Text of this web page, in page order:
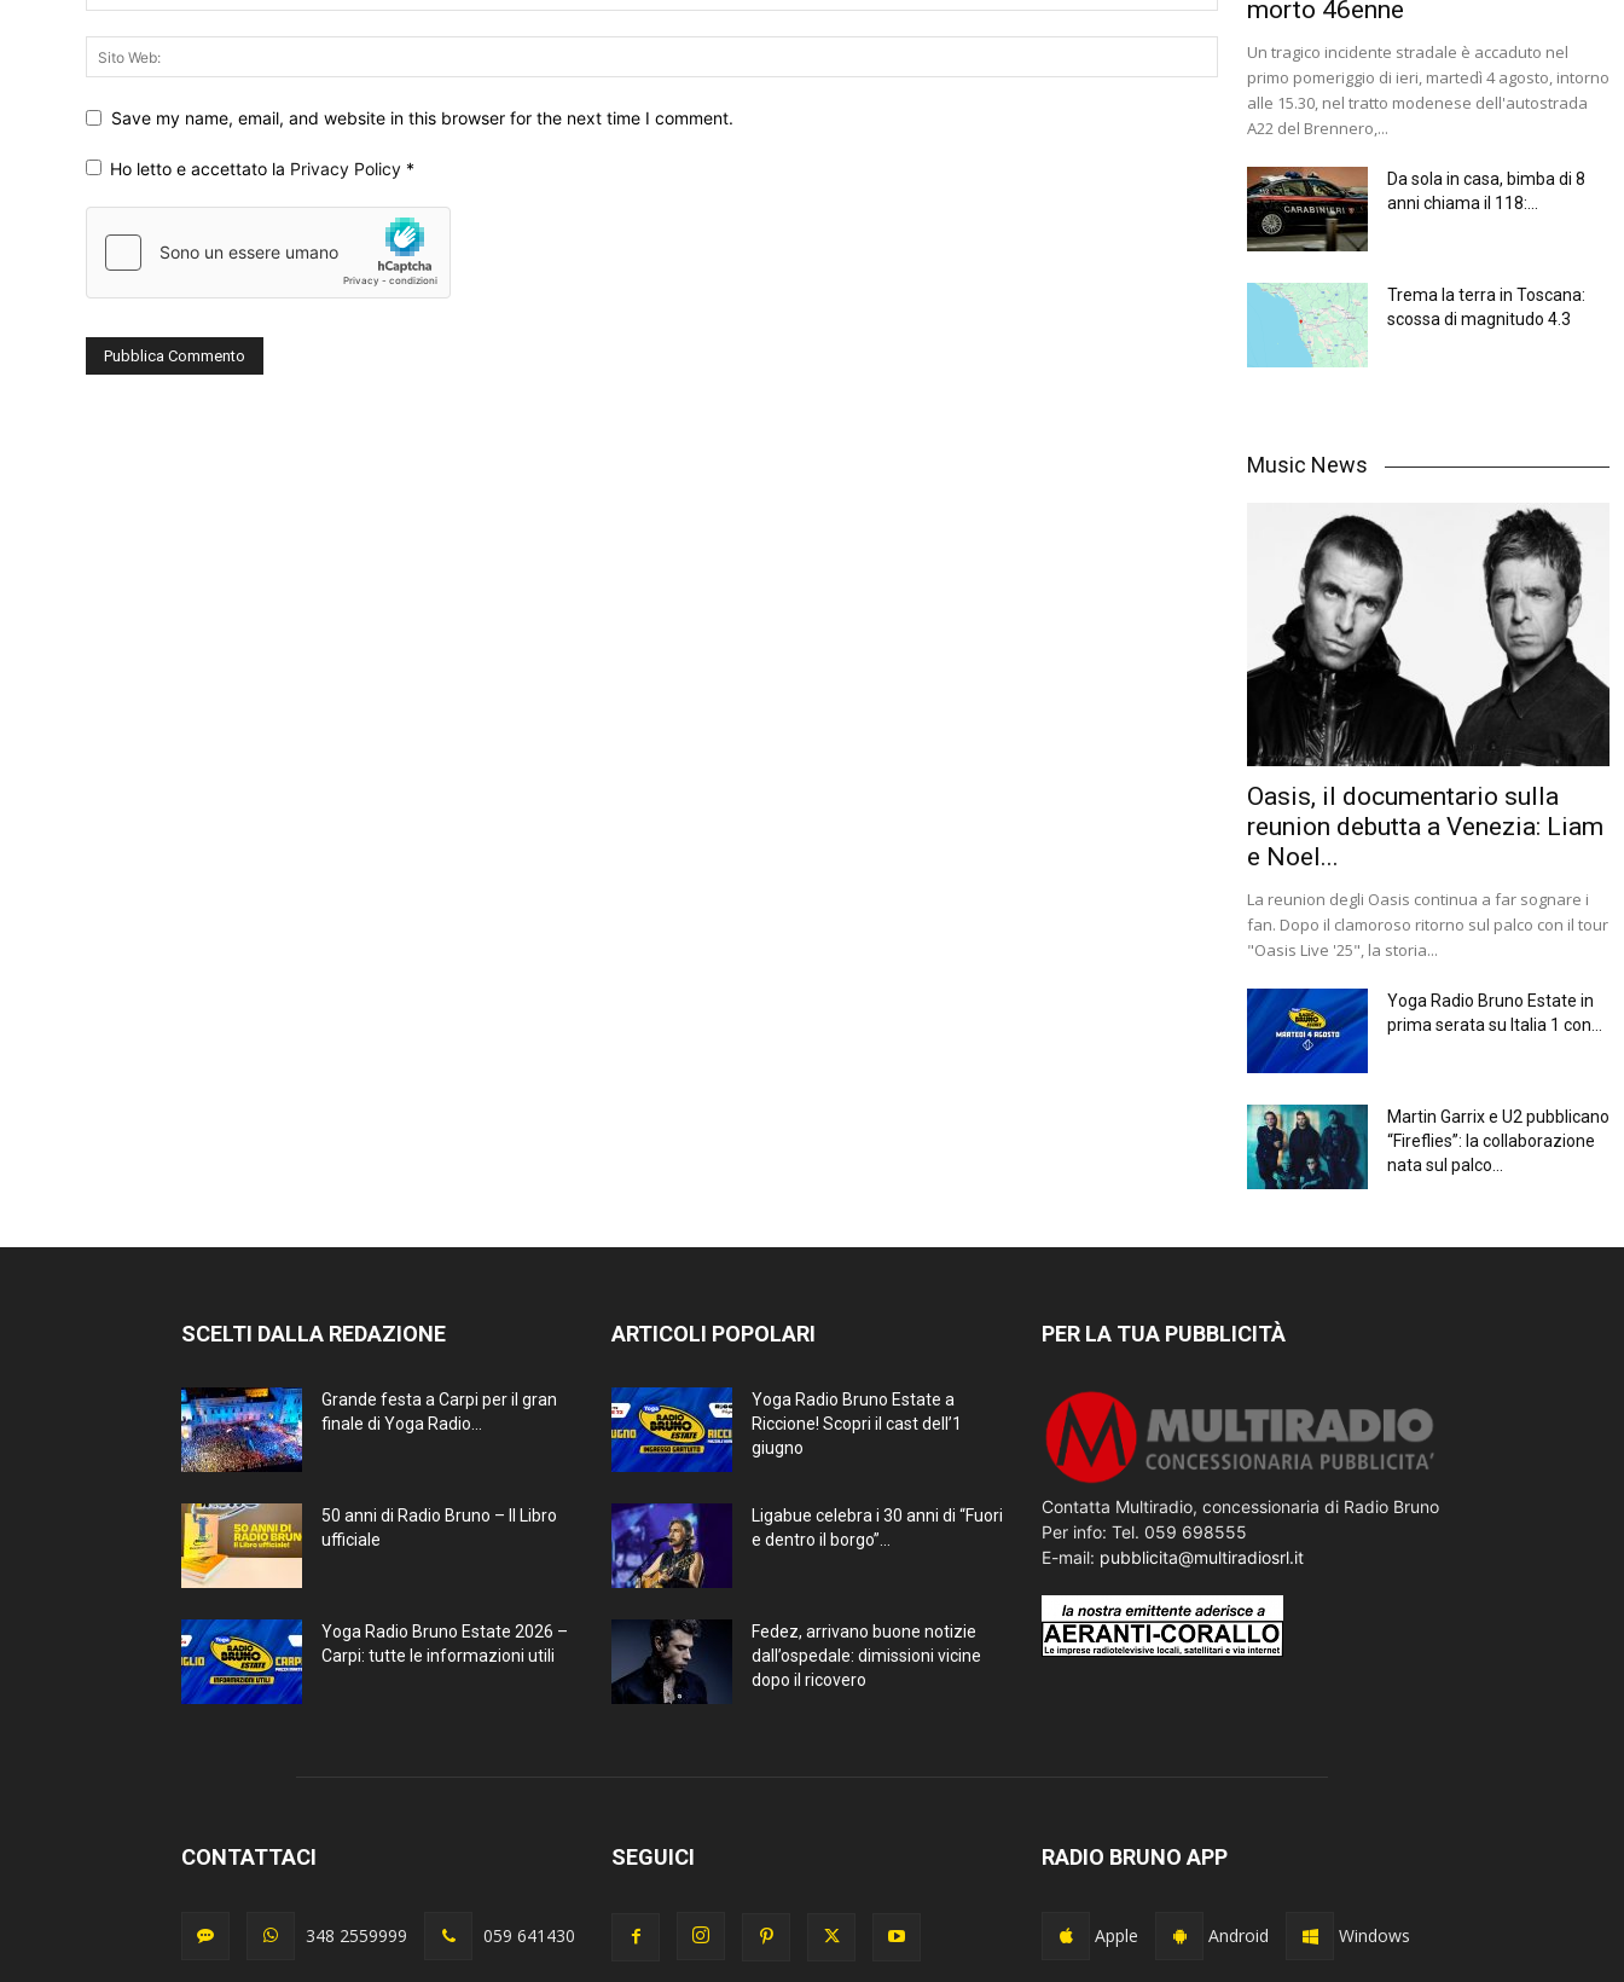
Save my name, email, and website in this browser for the next time I comment.
Ho letto e accettato la Privacy Policy *
morto 46enne
Un tragico incidente stradale è accaduto nel
primo pomeriggio di ieri, martedì 4 agosto, intorno
alle 15.30, nel tratto modenese dell'autostrada
A22 del Brennero,...
Da sola in casa, bimba di 8
anni chiama il 118:...
Trema la terra in Toscana:
scossa di magnitudo 4.3
Music News
Oasis, il documentario sulla
reunion debutta a Venezia: Liam
e Noel...
La reunion degli Oasis continua a far sognare i
fan. Dopo il clamoroso ritorno sul palco con il tour
"Oasis Live '25", la storia...
Yoga Radio Bruno Estate in
prima serata su Italia 1 con...
Martin Garrix e U2 pubblicano
“Fireflies”: la collaborazione
nata sul palco...
SCELTI DALLA REDAZIONE
Grande festa a Carpi per il gran
finale di Yoga Radio...
50 anni di Radio Bruno – Il Libro
ufficiale
Yoga Radio Bruno Estate 2026 –
Carpi: tutte le informazioni utili
ARTICOLI POPOLARI
Yoga Radio Bruno Estate a
Riccione! Scopri il cast dell’1
giugno
Ligabue celebra i 30 anni di “Fuori
e dentro il borgo”...
Fedez, arrivano buone notizie
dall’ospedale: dimissioni vicine
dopo il ricovero
PER LA TUA PUBBLICITÀ
Contatta Multiradio, concessionaria di Radio Bruno
Per info: Tel. 059 698555
E-mail: pubblicita@multiradiosrl.it
CONTATTACI
348 2559999 059 641430
SEGUICI RADIO BRUNO APP
Apple Android Windows